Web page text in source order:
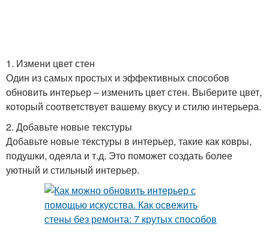
1. Измени цвет стен
Один из самых простых и эффективных способов
обновить интерьер – изменить цвет стен. Выберите цвет,
который соответствует вашему вкусу и стилю интерьера.
2. Добавьте новые текстуры
Добавьте новые текстуры в интерьер, такие как ковры,
подушки, одеяла и т.д. Это поможет создать более
уютный и стильный интерьер.